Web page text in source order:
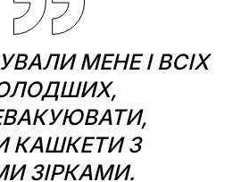
МЕНЕ І ВСІХ
КАШКЕТИ З
ЗІРКАМИ.